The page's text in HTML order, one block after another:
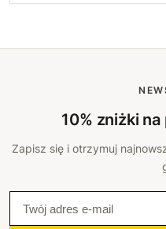
10% zniżki
Zapisz się i otrzymuj